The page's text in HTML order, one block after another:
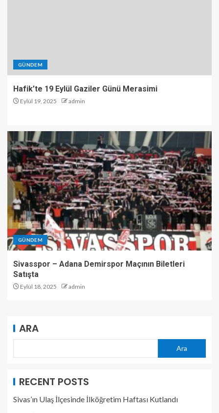
GÜNDEM
Hafik’te 19 Eylül Gaziler Günü Merasimi
Eylül 19, 2025 admin
GÜNDEM
Sivasspor – Adana Demirspor Maçının Biletleri
Satışta
Eylül 18, 2025 admin
ARA
Ara
RECENT POSTS
Sivas’ın Ulaş İlçesinde İlköğretim Haftası Kutlandı